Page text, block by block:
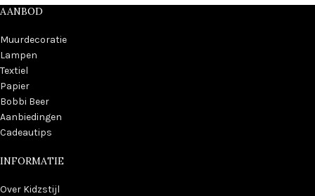
AANBOD
Muurdecoratie
Lampen
Textiel
Papier
Bobbi Beer
Aanbiedingen
Cadeautips
INFORMATIE
Over Kidzstijl